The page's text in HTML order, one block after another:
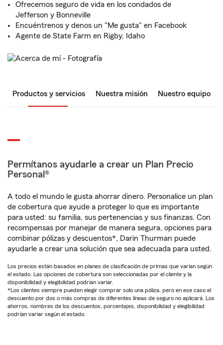
Ofrecemos seguro de vida en los condados de
Jefferson y Bonneville
Encuéntrenos y denos un "Me gusta" en Facebook
Agente de State Farm en Rigby, Idaho
Productos y servicios Nuestra misión Nuestro equipo
Permítanos ayudarle a crear un Plan Precio
Personal®
A todo el mundo le gusta ahorrar dinero. Personalice un plan
de cobertura que ayude a proteger lo que es importante
para usted: su familia, sus pertenencias y sus finanzas. Con
recompensas por manejar de manera segura, opciones para
combinar pólizas y descuentos*, Darin Thurman puede
ayudarle a crear una solución que sea adecuada para usted.
Los precios están basados en planes de clasificación de primas que varían según
el estado. Las opciones de cobertura son seleccionadas por el cliente y la
disponibilidad y elegibilidad podrían variar.
*Los clientes siempre pueden elegir comprar solo una póliza, pero en ese caso el
descuento por dos o más compras de diferentes líneas de seguro no aplicará. Los
ahorros, nombres de los descuentos, porcentajes, disponibilidad y elegibilidad
podrían variar según el estado.